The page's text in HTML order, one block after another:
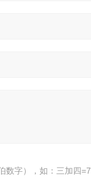
数字），如：三加四=7